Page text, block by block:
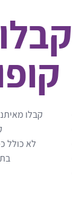
קבלו
לא כולל